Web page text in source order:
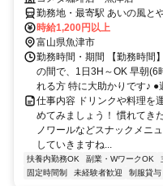
勤務地・最寄駅 あいの風と
時給1,200円以上
富山県魚津市
勤務時間・期間 【勤務時間
の間で、1日3H～OK 早朝(6
れる方 特に大助かりです♪ ●
仕事内容 ドリンクや料理を
めてみましょう！ 慣れてき
ノワールなどスナックメニ
していきますね...
扶養内勤務OK 副業・WワークOK
固定時間制
未経験者歓迎 制服貸与